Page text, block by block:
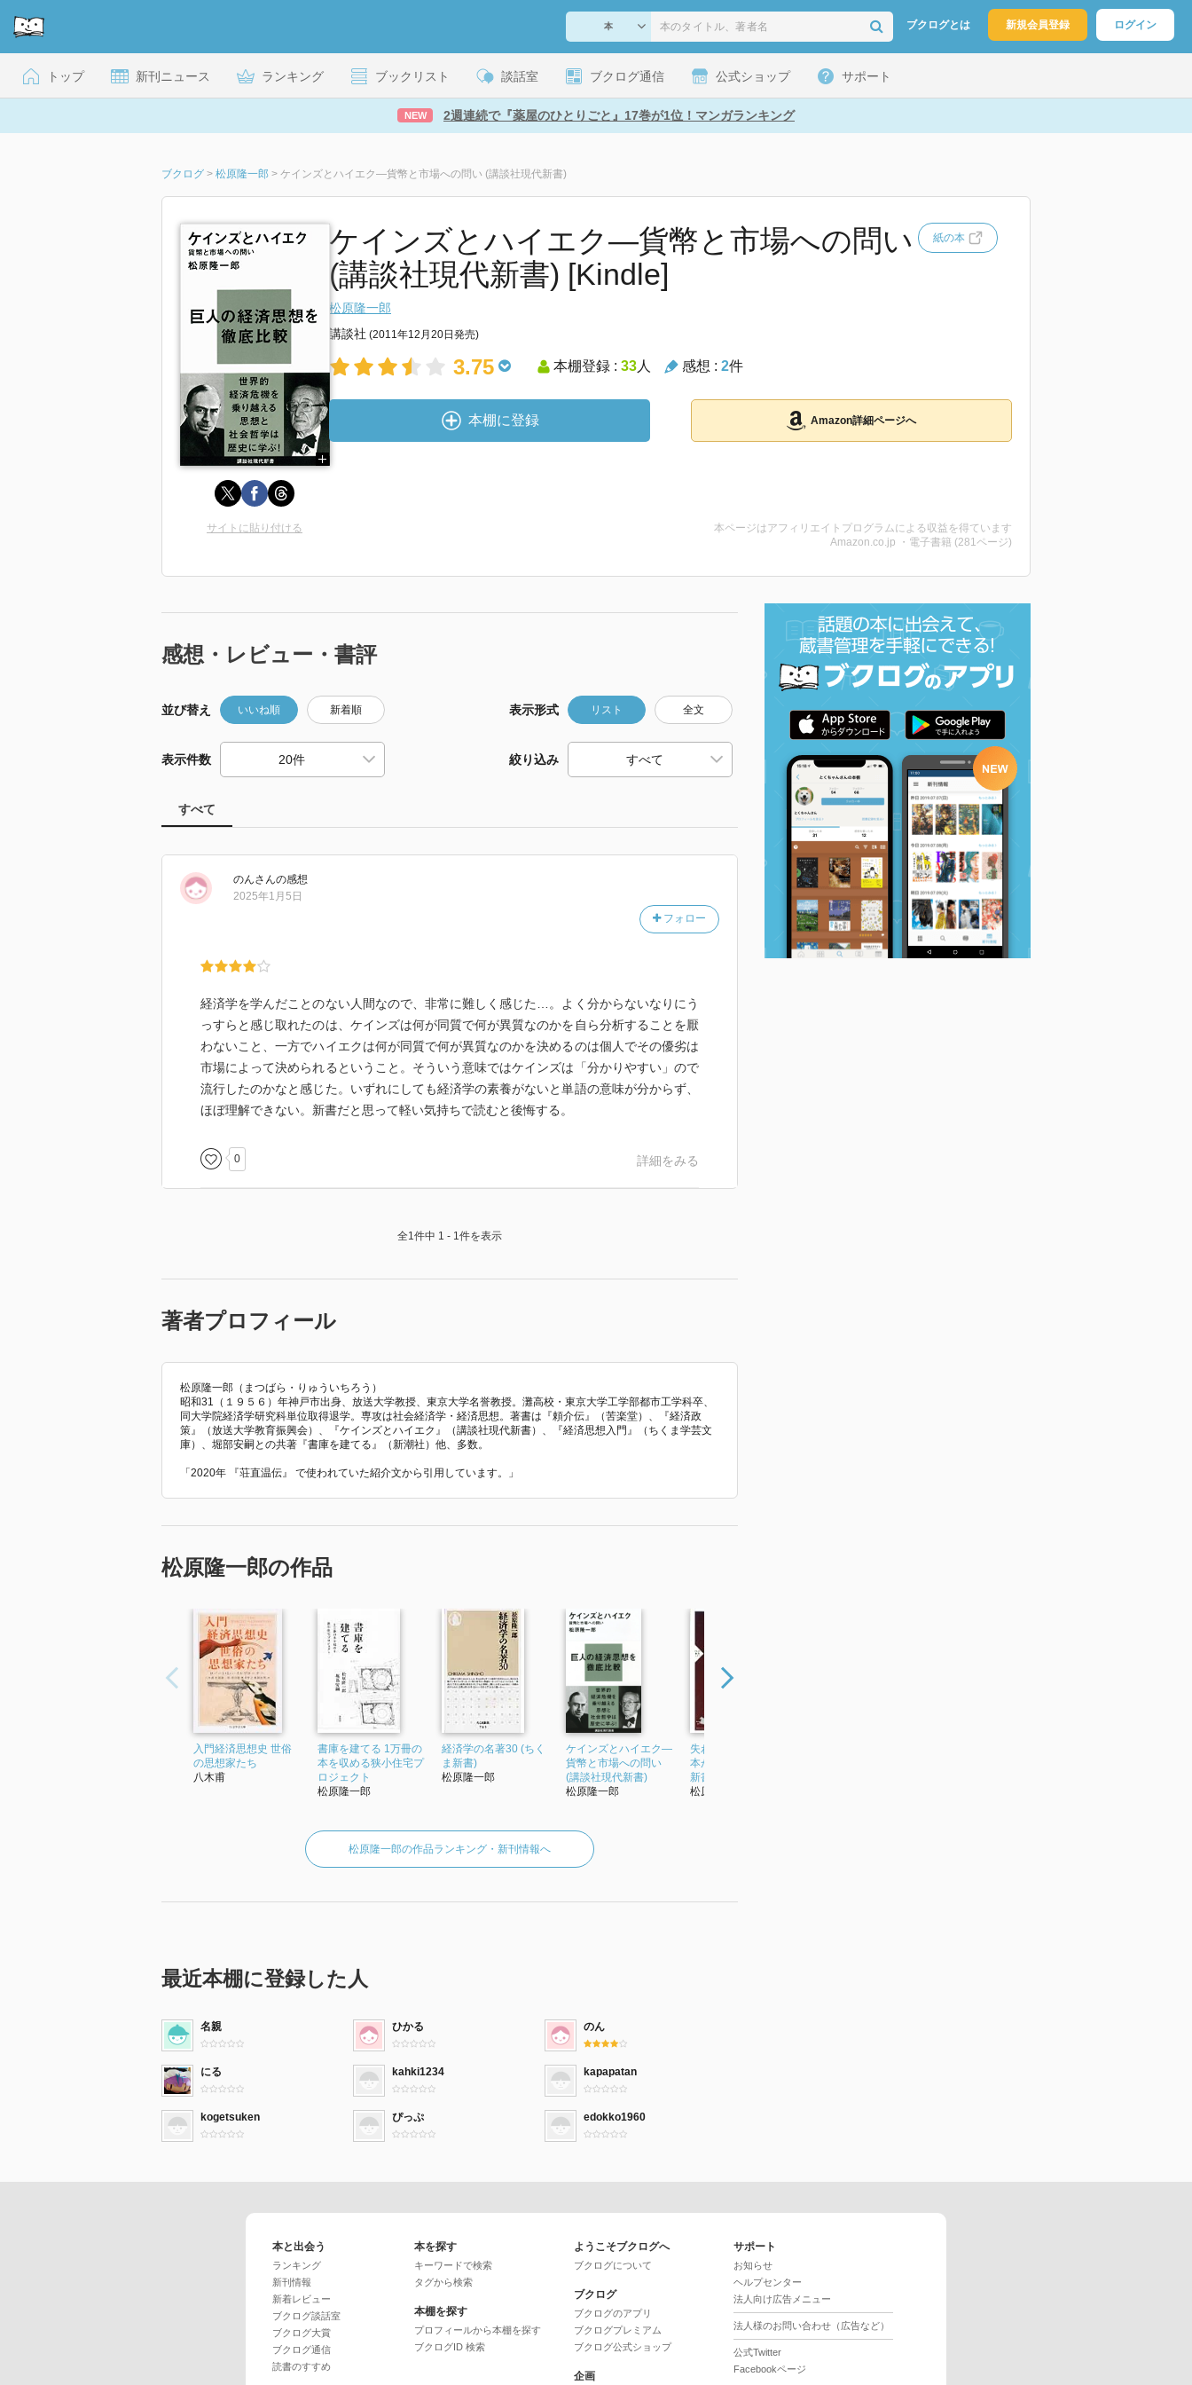
ブクログとは 新規会員登録 ログイン
トップ 新刊ニュース ランキング ブックリスト 談話室 ブクログ通信 公式ショップ サポート
NEW 2週連続で『薬屋のひとりごと』17巻が1位！マンガランキング
ブクログ > 松原隆一郎 > ケインズとハイエク―貨幣と市場への問い (講談社現代新書)
ケインズとハイエク―貨幣と市場への問い
(講談社現代新書) [Kindle]
紙の本
松原隆一郎
講談社 (2011年12月20日発売)
3.75 本棚登録 : 33人 感想 : 2件
本棚に登録 Amazon詳細ページへ
サイトに貼り付ける
本ページはアフィリエイトプログラムによる収益を得ています
Amazon.co.jp ・電子書籍 (281ページ)
感想・レビュー・書評
並び替え いいね順 新着順 表示形式 リスト 全文
表示件数 絞り込み
すべて
のんさんの感想
フォロー
2025年1月5日
経済学を学んだことのない人間なので、非常に難しく感じた…。よく分からないなりにう
っすらと感じ取れたのは、ケインズは何が同質で何が異質なのかを自ら分析することを厭
わないこと、一方でハイエクは何が同質で何が異質なのかを決めるのは個人でその優劣は
市場によって決められるということ。そういう意味ではケインズは「分かりやすい」ので
流行したのかなと感じた。いずれにしても経済学の素養がないと単語の意味が分からず、
ほぼ理解できない。新書だと思って軽い気持ちで読むと後悔する。
0 詳細をみる
全1件中 1 - 1件を表示
著者プロフィール
松原隆一郎（まつばら・りゅういちろう）
昭和31（１９５６）年神戸市出身、放送大学教授、東京大学名誉教授。灘高校・東京大学工学部都市工学科卒、
同大学院経済学研究科単位取得退学。専攻は社会経済学・経済思想。著書は『頼介伝』（苦楽堂）、『経済政
策』（放送大学教育振興会）、『ケインズとハイエク』（講談社現代新書）、『経済思想入門』（ちくま学芸文
庫）、堀部安嗣との共著『書庫を建てる』（新潮社）他、多数。
「2020年 『荘直温伝』 で使われていた紹介文から引用しています。」
松原隆一郎の作品
入門経済思想史 世俗
の思想家たち
八木甫
書庫を建てる 1万冊の
本を収める狭小住宅プ
ロジェクト
松原隆一郎
経済学の名著30 (ちく
ま新書)
松原隆一郎
ケインズとハイエク―
貨幣と市場への問い
(講談社現代新書)
松原隆一郎
失われた景観 戦後日
本が築いたもの (PHP
新書)
松原隆一郎
松原隆一郎の作品ランキング・新刊情報へ
最近本棚に登録した人
名親 ひかる のん
にる kahki1234 kapapatan
kogetsuken ぴっぷ edokko1960
本と出会う
ランキング
新刊情報
新着レビュー
ブクログ談話室
ブクログ大賞
ブクログ通信
読書のすすめ
本を探す
キーワードで検索
タグから検索
本棚を探す
プロフィールから本棚を探す
ブクログID 検索
ようこそブクログへ
ブクログについて
ブクログ
ブクログのアプリ
ブクログプレミアム
ブクログ公式ショップ
企画
サポート
お知らせ
ヘルプセンター
法人向け広告メニュー
法人様のお問い合わせ（広告など）
公式Twitter
Facebookページ